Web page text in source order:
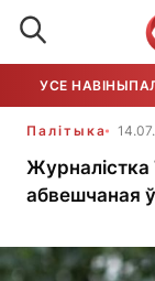
УСЕ НАВІНЫ
Палітыка
абвешчаная